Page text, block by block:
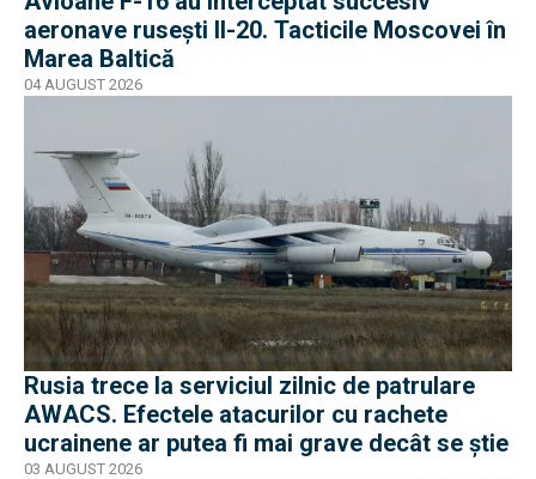
aeronave rusești Il-20. Tacticile Moscovei în
Marea Baltică
04 AUGUST 2026
Rusia trece la serviciul zilnic de patrulare
AWACS. Efectele atacurilor cu rachete
ucrainene ar putea fi mai grave decât se știe
03 AUGUST 2026